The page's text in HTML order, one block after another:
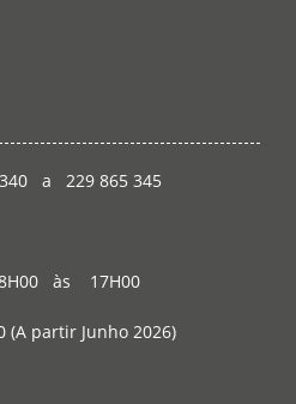
a 229 865 345
8H00 às 17H00
(A partir Junho 2026)